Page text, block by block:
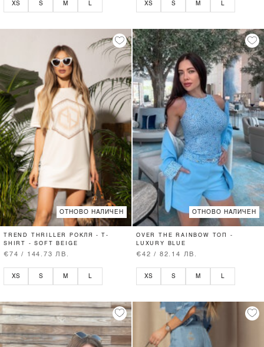
XS S M L XS S M L
ОТНОВО НАЛИЧЕН
TREND THRILLER РОКЛЯ - T-
SHIRT - SOFT BEIGE
€74 / 144.73 ЛВ.
XS S M
ОТНОВО НАЛИЧЕН
OVER THE RAINBOW ТОП -
LUXURY BLUE
€42 / 82.14 ЛВ.
XS S M